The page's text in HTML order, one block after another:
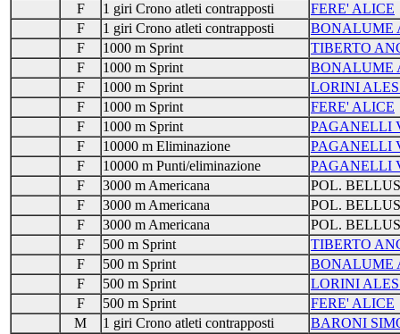
F
1 giri Crono atleti contrapposti
FERE' ALICE
F
1 giri Crono atleti contrapposti
BONALUME
F
1000 m Sprint
TIBERTO
F
1000 m Sprint
BONALUME
F
1000 m Sprint
LORINI
F
1000 m Sprint
FERE' ALICE
F
1000 m Sprint
PAGANELLI
F
10000 m Eliminazione
PAGANELLI
F
10000 m Punti/eliminazione
PAGANELLI
F
3000 m Americana
POL.
F
3000 m Americana
POL.
F
3000 m Americana
POL.
F
500 m Sprint
TIBERTO
F
500 m Sprint
BONALUME
F
500 m Sprint
LORINI
F
500 m Sprint
FERE' ALICE
M
1 giri Crono atleti contrapposti
BARONI